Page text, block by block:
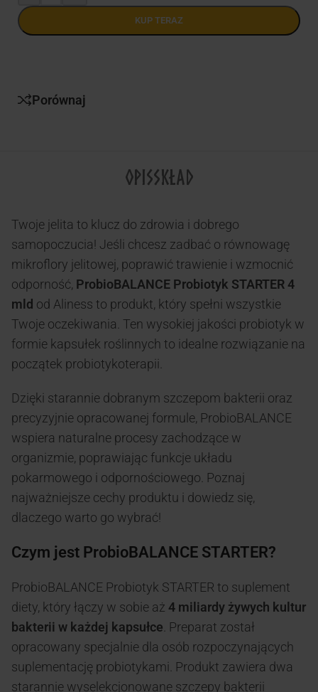
KUP TERAZ
Porównaj
OPISSKŁAD
Twoje jelita to klucz do zdrowia i dobrego
samopoczucia! Jeśli chcesz zadbać o równowagę
mikroflory jelitowej, poprawić trawienie i wzmocnić
odporność, ProbioBALANCE Probiotyk STARTER 4
mld od Aliness to produkt, który spełni wszystkie
Twoje oczekiwania. Ten wysokiej jakości probiotyk w
formie kapsułek roślinnych to idealne rozwiązanie na
początek probiotykoterapii.
Dzięki starannie dobranym szczepom bakterii oraz
precyzyjnie opracowanej formule, ProbioBALANCE
wspiera naturalne procesy zachodzące w
organizmie, poprawiając funkcje układu
pokarmowego i odpornościowego. Poznaj
najważniejsze cechy produktu i dowiedz się,
dlaczego warto go wybrać!
Czym jest ProbioBALANCE STARTER?
ProbioBALANCE Probiotyk STARTER to suplement
diety, który łączy w sobie aż 4 miliardy żywych kultur
bakterii w każdej kapsułce. Preparat został
opracowany specjalnie dla osób rozpoczynających
suplementację probiotykami. Produkt zawiera dwa
starannie wyselekcjonowane szczepy bakterii